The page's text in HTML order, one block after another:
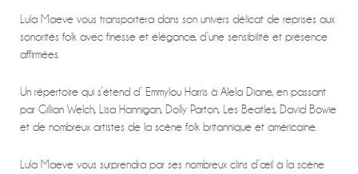
Lula Maeve vous transportera dans son univers délicat de reprises aux
sonorités folk avec finesse et élégance, d’une sensibilité et présence
affirmées.
Un répertoire qui s’étend d’ Emmylou Harris à Alela Diane, en passant
par Gillian Welch, Lisa Hannigan, Dolly Parton, Les Beatles, David Bowie
et de nombreux artistes de la scène folk britannique et américaine.
Lula Maeve vous surprendra par ses nombreux clins d’œil à la scène